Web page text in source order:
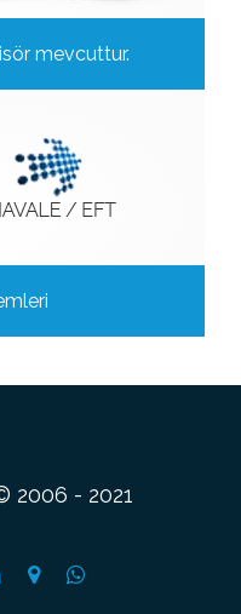
mevcuttur.
2006 - 2021